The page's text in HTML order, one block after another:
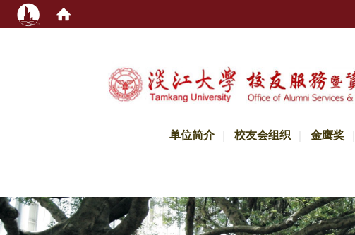
单位简介 校友会组织 金鹰奖